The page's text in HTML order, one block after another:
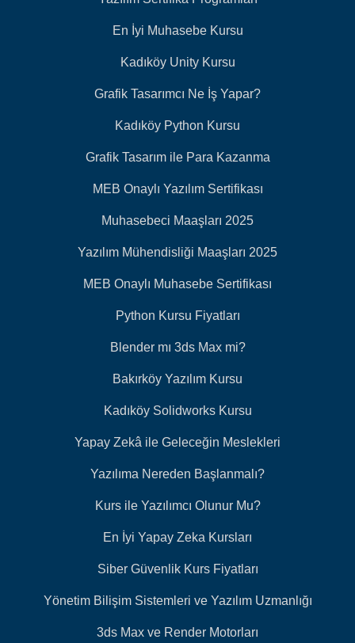
En İyi Muhasebe Kursu
Kadıköy Unity Kursu
Grafik Tasarımcı Ne İş Yapar?
Kadıköy Python Kursu
Grafik Tasarım ile Para Kazanma
MEB Onaylı Yazılım Sertifikası
Muhasebeci Maaşları 2025
Yazılım Mühendisliği Maaşları 2025
MEB Onaylı Muhasebe Sertifikası
Python Kursu Fiyatları
Blender mı 3ds Max mi?
Bakırköy Yazılım Kursu
Kadıköy Solidworks Kursu
Yapay Zekâ ile Geleceğin Meslekleri
Yazılıma Nereden Başlanmalı?
Kurs ile Yazılımcı Olunur Mu?
En İyi Yapay Zeka Kursları
Siber Güvenlik Kurs Fiyatları
Yönetim Bilişim Sistemleri ve Yazılım Uzmanlığı
3ds Max ve Render Motorları